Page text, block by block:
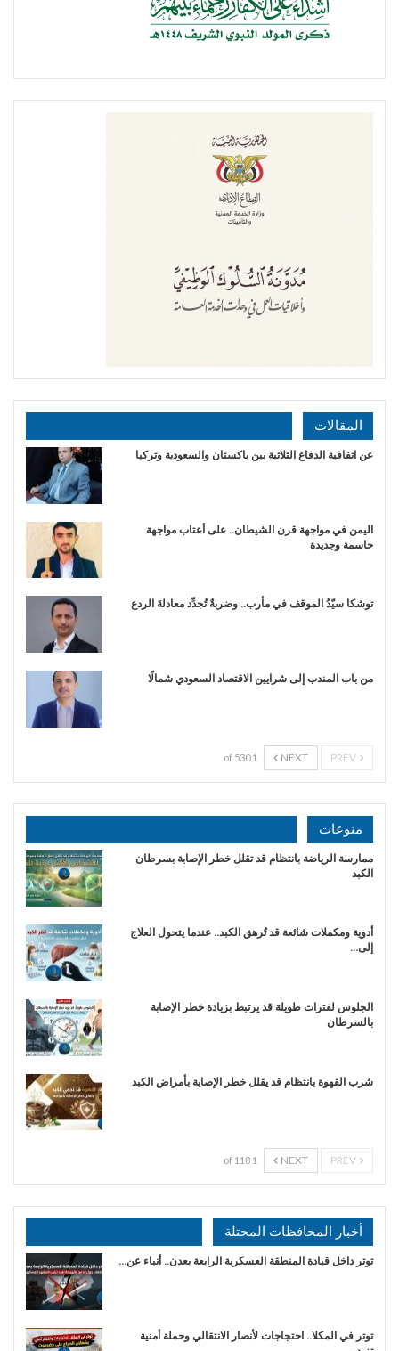
المقالات
عن اتفاقية الدفاع الثلاثية بين باكستان والسعودية وتركيا
اليمن في مواجهة قرن الشيطان.. على أعتاب مواجهة
حاسمة وجديدة
توشكا سيّدُ الموقف في مأرب.. وضربةٌ تُجدِّد معادلةَ الردع
من باب المندب إلى شرايين الاقتصاد السعودي شمالًا
NEXT
1 of 530
منوعات
ممارسة الرياضة بانتظام قد تقلل خطر الإصابة بسرطان
الكبد
أدوية ومكملات شائعة قد تُرهق الكبد.. عندما يتحول العلاج
إلى…
الجلوس لفترات طويلة قد يرتبط بزيادة خطر الإصابة
بالسرطان
شرب القهوة بانتظام قد يقلل خطر الإصابة بأمراض الكبد
NEXT
1 of 118
أخبار المحافظات المحتلة
توتر داخل قيادة المنطقة العسكرية الرابعة بعدن.. أنباء عن…
توتر في المكلا.. احتجاجات لأنصار الانتقالي وحملة أمنية